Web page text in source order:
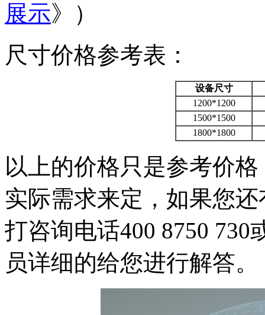
展示》）
尺寸价格参考表：
设备尺寸
1200*1200
1500*1500
1800*1800
以上的价格只是参考价
实际需求来定，如果您
打咨询电话400 8750
员详细的给您进行解答。